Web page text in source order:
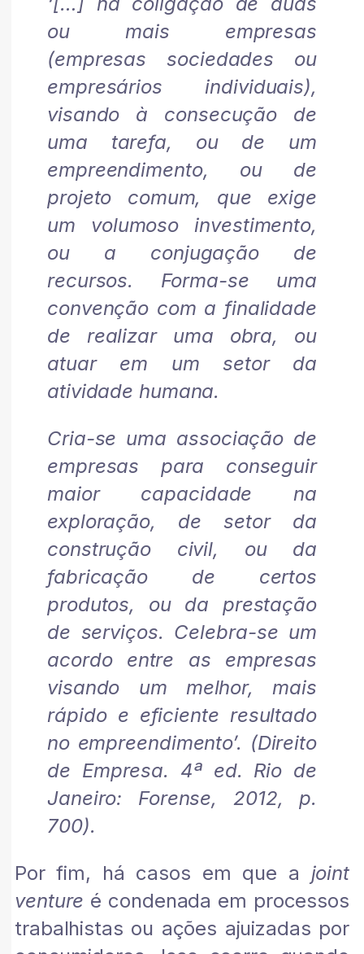
ou mais empresas
(empresas sociedades ou
empresários individuais),
visando à consecução de
uma tarefa, ou de um
empreendimento, ou de
projeto comum, que exige
um volumoso investimento,
ou a conjugação de
recursos. Forma-se uma
convenção com a finalidade
de realizar uma obra, ou
atuar em um setor da
atividade humana.
Cria-se uma associação de
empresas para conseguir
maior capacidade na
exploração, de setor da
construção civil, ou da
fabricação de certos
produtos, ou da prestação
de serviços. Celebra-se um
acordo entre as empresas
visando um melhor, mais
rápido e eficiente resultado
no empreendimento’. (Direito
de Empresa. 4ª ed. Rio de
Janeiro: Forense, 2012, p.
700).
Por fim, há casos em que a joint
venture é condenada em processos
trabalhistas ou ações ajuizadas por